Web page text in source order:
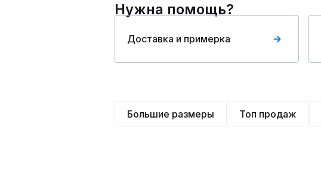
Нужна помощь?
Доставка и примерка
Большие размеры Топ продаж